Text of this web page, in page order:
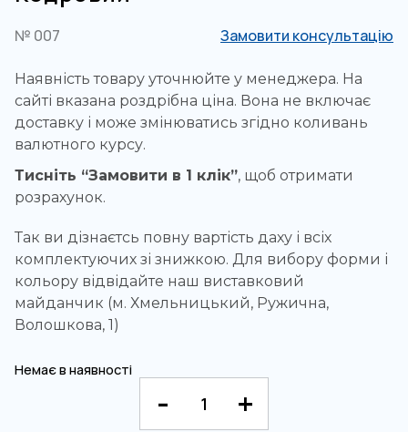
№ 007 Замовити консультацію
Наявність товару уточнюйте у менеджера. На
сайті вказана роздрібна ціна. Вона не включає
доставку і може змінюватись згідно коливань
валютного курсу.
Тисніть “Замовити в 1 клік”, щоб отримати
розрахунок.
Так ви дізнаєтсь повну вартість даху і всіх
комплектуючих зі знижкою. Для вибору форми і
кольору відвідайте наш виставковий
майданчик (м. Хмельницький, Ружична,
Волошкова, 1)
Немає в наявності